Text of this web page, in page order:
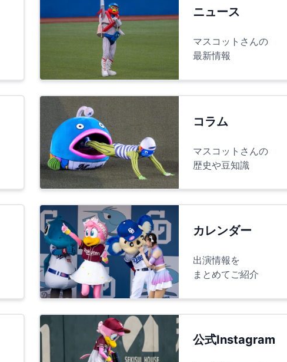
ニュース
マスコットさんの
最新情報
コラム
マスコットさんの
歴史や豆知識
カレンダー
出演情報を
まとめてご紹介
公式Instagram